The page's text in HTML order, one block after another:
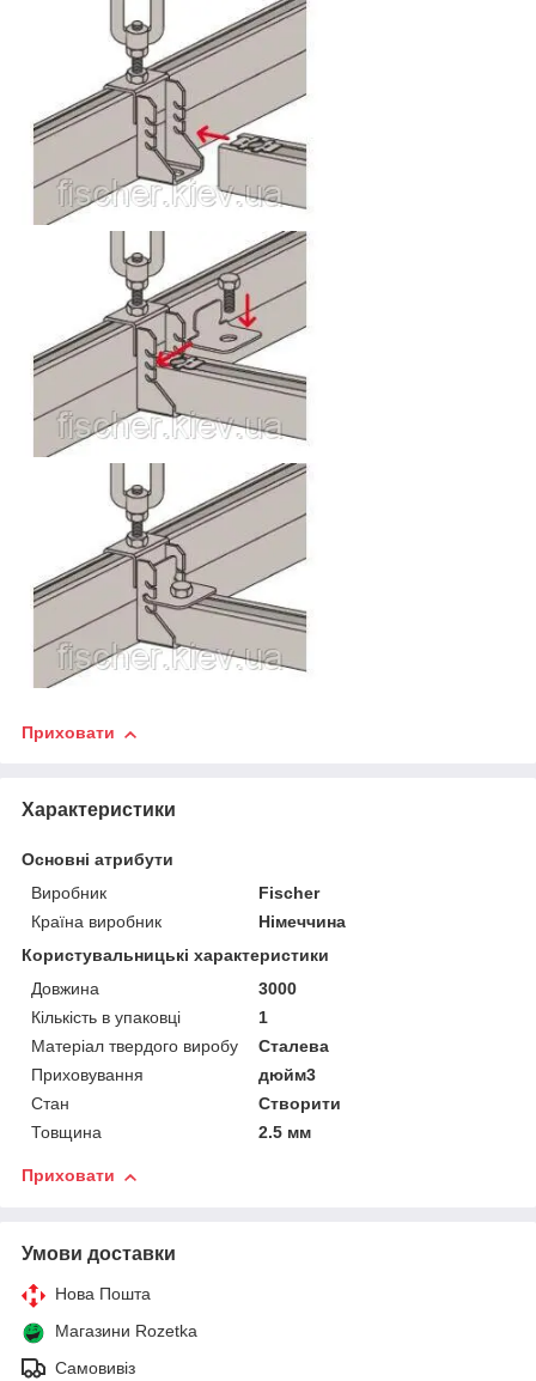
Приховати
Характеристики
Основні атрибути
Виробник
Fischer
Країна виробник
Німеччина
Користувальницькі характеристики
Довжина
3000
Кількість в упаковці
1
Матеріал твердого виробу
Сталева
Приховування
дюйм3
Стан
Створити
Товщина
2.5 мм
Приховати
Умови доставки
Нова Пошта
Магазини Rozetka
Самовивіз